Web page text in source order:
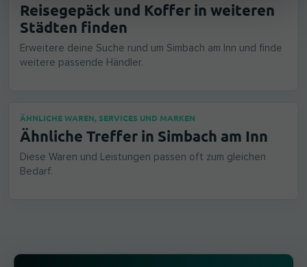
Reisegepäck und Koffer in weiteren
Städten finden
Erweitere deine Suche rund um Simbach am Inn und finde
weitere passende Händler.
ÄHNLICHE WAREN, SERVICES UND MARKEN
Ähnliche Treffer in Simbach am Inn
Diese Waren und Leistungen passen oft zum gleichen
Bedarf.